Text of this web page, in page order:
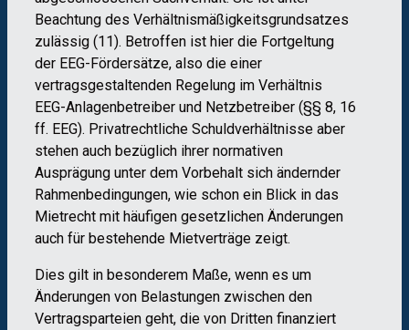
Beachtung des Verhältnismäßigkeitsgrundsatzes
zulässig (11). Betroffen ist hier die Fortgeltung
der EEG-Fördersätze, also die einer
vertragsgestaltenden Regelung im Verhältnis
EEG-Anlagenbetreiber und Netzbetreiber (§§ 8, 16
ff. EEG). Privatrechtliche Schuldverhältnisse aber
stehen auch bezüglich ihrer normativen
Ausprägung unter dem Vorbehalt sich ändernder
Rahmenbedingungen, wie schon ein Blick in das
Mietrecht mit häufigen gesetzlichen Änderungen
auch für bestehende Mietverträge zeigt.
Dies gilt in besonderem Maße, wenn es um
Änderungen von Belastungen zwischen den
Vertragsparteien geht, die von Dritten finanziert